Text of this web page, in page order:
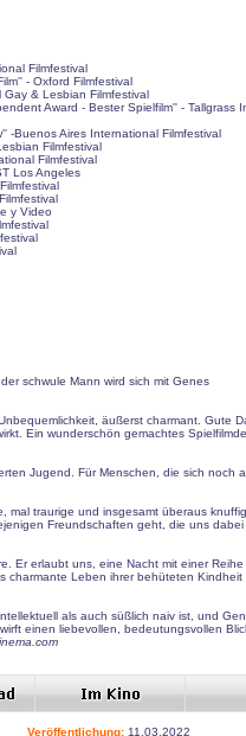
Filmfestival
- Oxford Filmfestival
& Lesbian Filmfestival
Award - Bester Spielfilm'' - Tallgrass
-Buenos Aires International Filmfestival
Filmfestival
Filmfestival
Los Angeles
y Video
schwule Mann wird sich mit Genes
äußerst charmant. Gute
Ein wunderschön gemachtes
Jugend. Für Menschen, die sich noch
mal traurige und insgesamt überaus
Freundschaften geht, die uns
Er erlaubt uns, eine Nacht mit einer Reihe
charmante Leben ihrer behüteten
als auch süßlich naiv ist, und
einen liebevollen, bedeutungsvollen
Veröffentlichung: 11.03.2022